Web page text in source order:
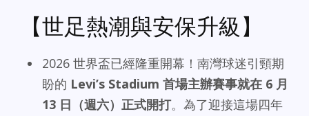
【世足熱潮與安保升級】
2026 世界盃已經隆重開幕！南灣球迷引頸期
盼的 Levi’s Stadium 首場主辦賽事就在 6 月
13 日（週六）正式開打。為了迎接這場四年